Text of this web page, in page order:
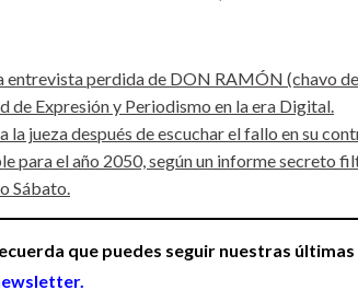
entrevista perdida de DON RAMÓN (chavo
de Expresión y Periodismo en la era Digital
la jueza después de escuchar el fallo en su
para el año 2050, según un informe secreto
Sábato
que puedes seguir nuestras